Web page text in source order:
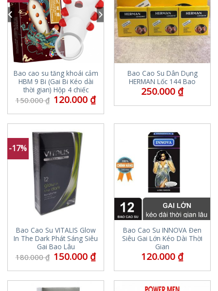
Bao cao su tăng khoái cảm
HBM 9 Bi (Gai Bi Kéo dài
thời gian) Hộp 4 chiếc
150.000₫ 120.000 ₫
Bao Cao Su Dân Dụng
HERMAN Lốc 144 Bao
250.000 ₫
-17%
Bao Cao Su VITALIS Glow
In The Dark Phát Sáng Siêu
Gai Bao Lâu
180.000₫ 150.000 ₫
Bao Cao Su INNOVA Đen
Siêu Gai Lớn Kéo Dài Thời
Gian
120.000 ₫